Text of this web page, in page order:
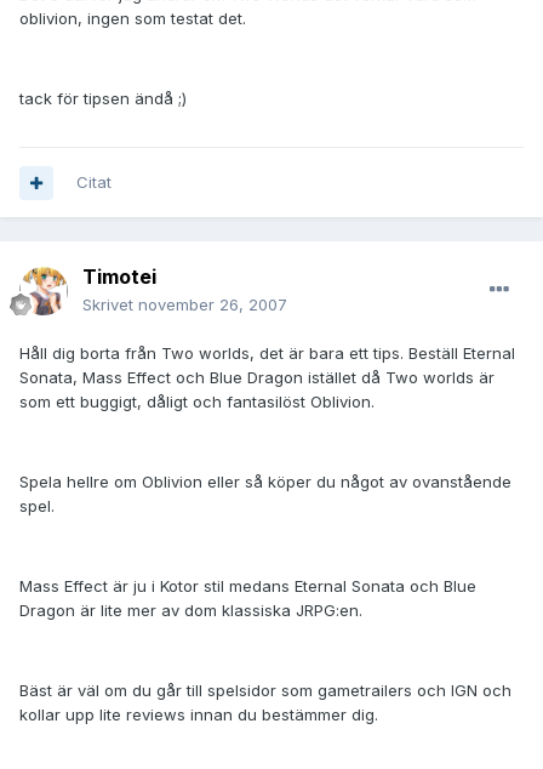
oblivion, ingen som testat det.
tack för tipsen ändå ;)
Citat
Timotei
Skrivet november 26, 2007
Håll dig borta från Two worlds, det är bara ett tips. Beställ Eternal
Sonata, Mass Effect och Blue Dragon istället då Two worlds är
som ett buggigt, dåligt och fantasilöst Oblivion.
Spela hellre om Oblivion eller så köper du något av ovanstående
spel.
Mass Effect är ju i Kotor stil medans Eternal Sonata och Blue
Dragon är lite mer av dom klassiska JRPG:en.
Bäst är väl om du går till spelsidor som gametrailers och IGN och
kollar upp lite reviews innan du bestämmer dig.